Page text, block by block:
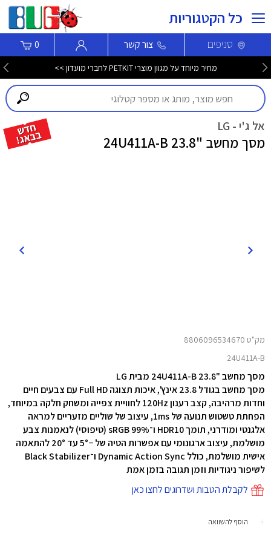
כל הקטגוריות
סניפים צור קשר 0
מחיר מיוחד על מגוון מוצרי PETKIT לחברי מועדון >>
אל ג'י - LG
מסך מחשב "23.8 24U411A-B
מק"ט 8806096534670
24U411A-B
מסך מחשב "23.8 24U411A-B מבית LG
מסך מחשב בגודל 23.8 אינץ', איכות תצוגה ‎Full HD‎ עם צבעים חיים
וחדות מרהיבה, קצב רענון ‎120Hz‎ לחוויית צפייה ומשחק חלקה במיוחד,
הפחתת טשטוש תנועה של 1ms, עיצוב של שוליים מזעריים למראה
אלגנטי ומודרני, תומך ‎HDR10‎ ו־‎sRGB‎ ‎99%‎ (טיפוסי) לנאמנות צבע
מושלמת, עיצוב ארגונומי עם אפשרות הטיה של ‎5°−‎ עד ‎20°‎ להתאמה
אישית מושלמת, כולל ‎Dynamic Action Sync‎ ו־‎Black Stabilizer‎
לשיפור ניגודיות וזמן תגובה בזמן אמת
לקבלת הטבות ושדרוגים לחצו כאן
הוסף להשוואה